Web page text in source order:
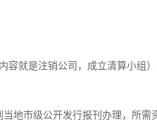
容就是注销公司，成立清算小组
地市级公开发行报刊办理，所